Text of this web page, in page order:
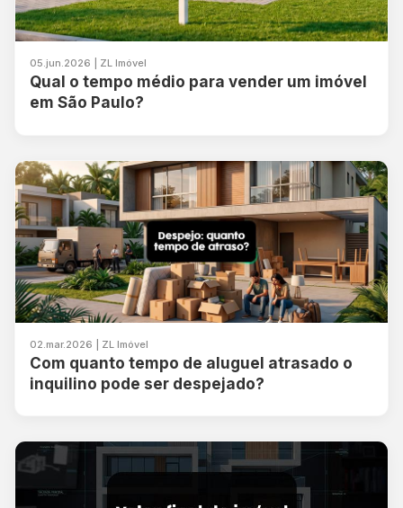
05.jun.2026 | ZL Imóvel
Qual o tempo médio para vender um imóvel
em São Paulo?
02.mar.2026 | ZL Imóvel
Com quanto tempo de aluguel atrasado o
inquilino pode ser despejado?